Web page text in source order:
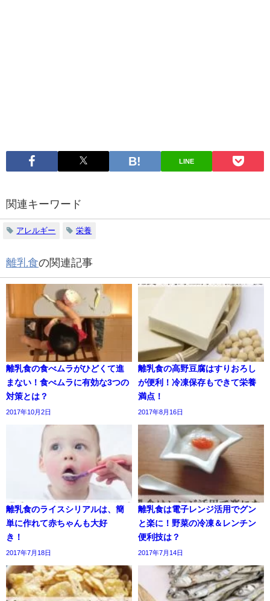
LINE
関連キーワード
アレルギー 栄養
離乳食の関連記事
離乳食の食べムラがひどくて進
まない！食べムラに有効な3つの
対策とは？
2017年10月2日
離乳食の高野豆腐はすりおろし
が便利！冷凍保存もできて栄養
満点！
2017年8月16日
離乳食のライスシリアルは、簡
単に作れて赤ちゃんも大好
き！
2017年7月18日
離乳食は電子レンジ活用でグン
と楽に！野菜の冷凍＆レンチン
便利技は？
2017年7月14日